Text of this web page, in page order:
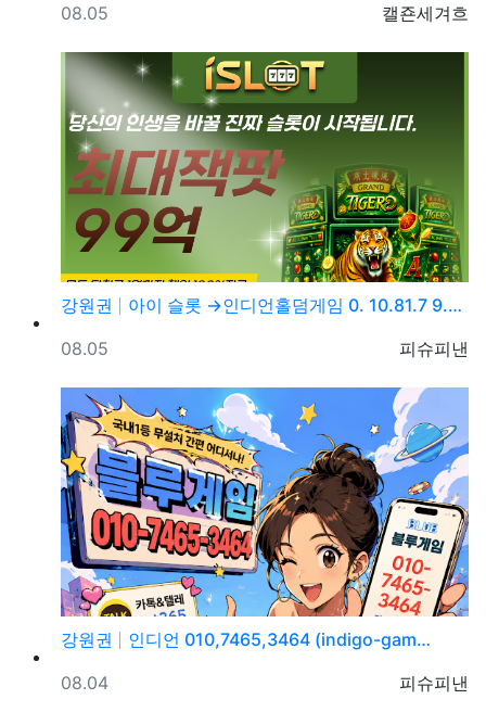
등록자
캘죤세겨흐
등록일
08.05
강원권
아이 슬롯 →인디언홀덤게임 0. 10.81.7 9.→5…
등록자
피슈피낸
등록일
08.05
강원권
인디언 010,7465,3464 (indigo-gam…
등록자
피슈피낸
등록일
08.04